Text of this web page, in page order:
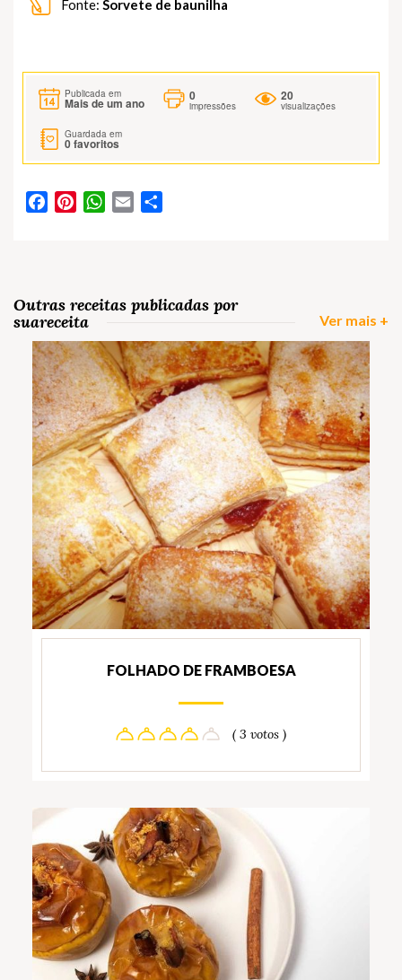
Fonte: Sorvete de baunilha
Publicada em
Mais de um ano
0
impressões
20
visualizações
Guardada em
0favoritos
FacebookPinterestWhatsApp
Email
Outras receitas publicadas por
suareceita
Ver mais +
FOLHADO DE FRAMBOESA
( 3 votos )